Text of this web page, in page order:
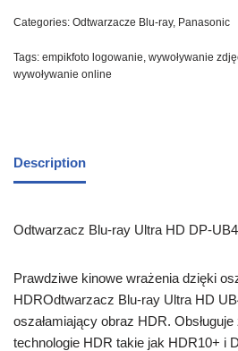
Categories: Odtwarzacze Blu-ray, Panasonic
Tags: empikfoto logowanie, wywoływanie
wywoływanie online
Description
Odtwarzacz Blu-ray Ultra HD DP-
Prawdziwe kinowe wrażenia dzięki
HDROdtwarzacz Blu-ray Ultra HD
oszałamiający obraz HDR.
technologie HDR takie jak HDR10+ i